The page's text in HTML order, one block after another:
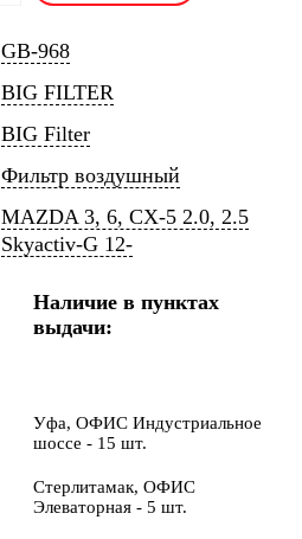
GB-968
BIG FILTER
BIG Filter
Фильтр воздушный
MAZDA 3, 6, CX-5 2.0, 2.5
Skyactiv-G 12-
Наличие в пунктах
выдачи:
Уфа, ОФИС Индустриальное
шоссе - 15 шт.
Стерлитамак, ОФИС
Элеваторная - 5 шт.